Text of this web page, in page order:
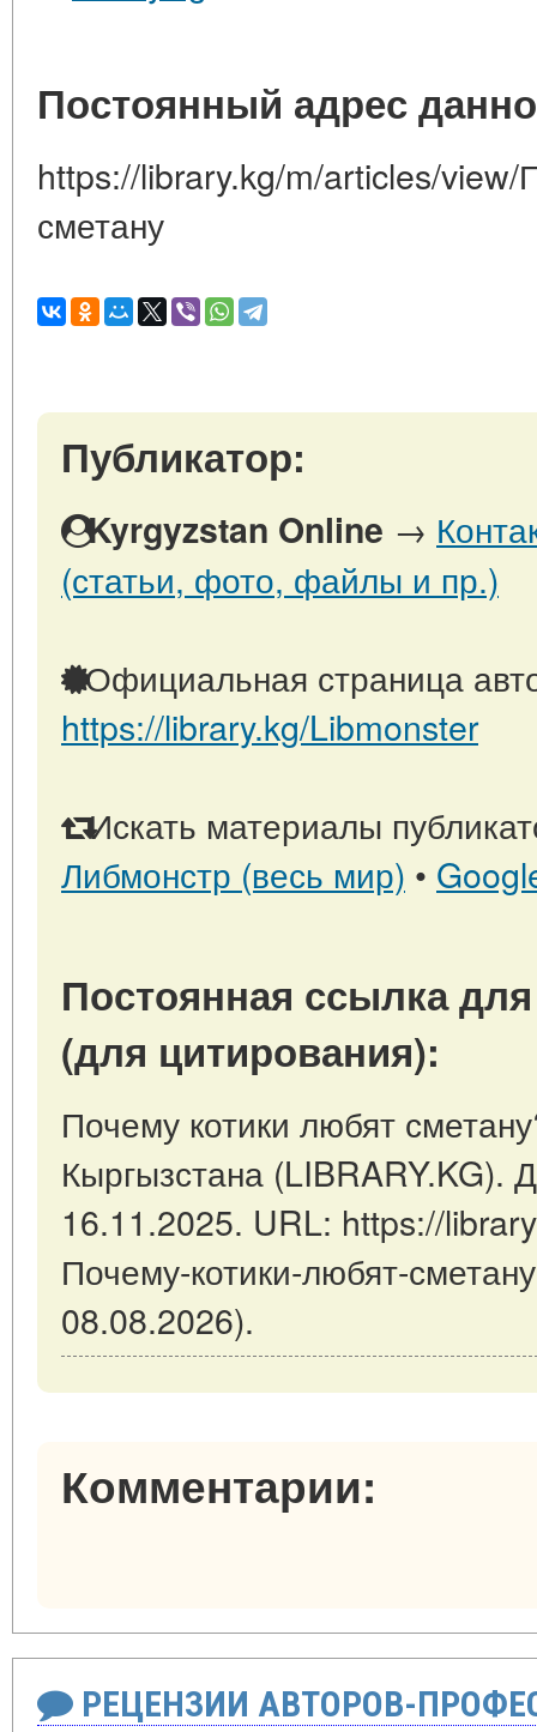
Постоянный адрес
https://library.kg/m/articles/view/
сметану
Публикатор:
Kyrgyzstan Online →
(статьи, фото, файлы и пр.)
Официальная страница
https://library.kg/Libmonster
Искать материалы
Либмонстр (весь мир) •
Постоянная ссылка
(для цитирования):
Почему котики любят
Кыргызстана (LIBRARY.KG).
16.11.2025. URL: https://
Почему-котики-любят-
08.08.2026).
Комментарии:
РЕЦЕНЗИИ АВТОРОВ-